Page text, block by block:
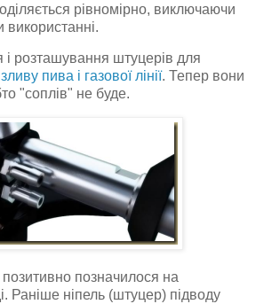
рівномірно, виключаючи
використанні.
і розташування штуцерів для
пива і газової лінії. Тепер вони
"соплів" не буде.
позитивно позначилося на
Раніше ніпель (штуцер) підводу